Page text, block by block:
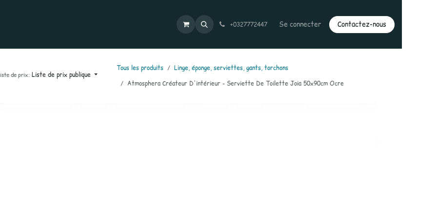
Contactez-nous +0327772447 Se connecter Contactez-nous
de prix: Liste de prix publique
Tous les produits
Linge, éponge, serviettes, gants, torchons
Atmosphera Créateur D'intérieur - Serviette De Toilette Joia 50x90cm Ocre